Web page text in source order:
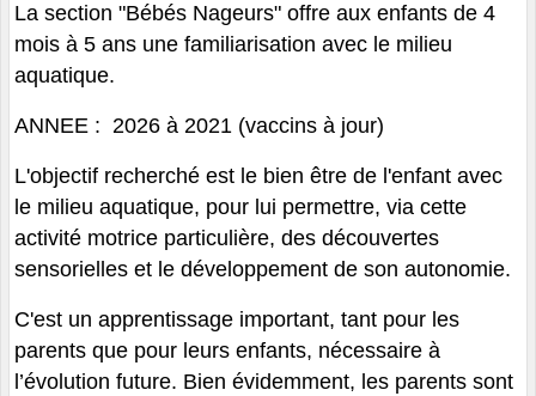
La section "Bébés Nageurs" offre aux enfants de 4
mois à 5 ans une familiarisation avec le milieu
aquatique.
ANNEE : 2026 à 2021 (vaccins à jour)
L'objectif recherché est le bien être de l'enfant avec
le milieu aquatique, pour lui permettre, via cette
activité motrice particulière, des découvertes
sensorielles et le développement de son autonomie.
C'est un apprentissage important, tant pour les
parents que pour leurs enfants, nécessaire à
l’évolution future. Bien évidemment, les parents sont